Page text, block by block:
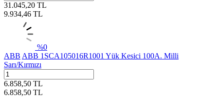
31.045,20 TL
9.934,46 TL
%0
ABB ABB 1SCA105016R1001 Yük Kesici 100A. Milli
Sarı/Kırmızı
6.858,50 TL
6.858,50 TL